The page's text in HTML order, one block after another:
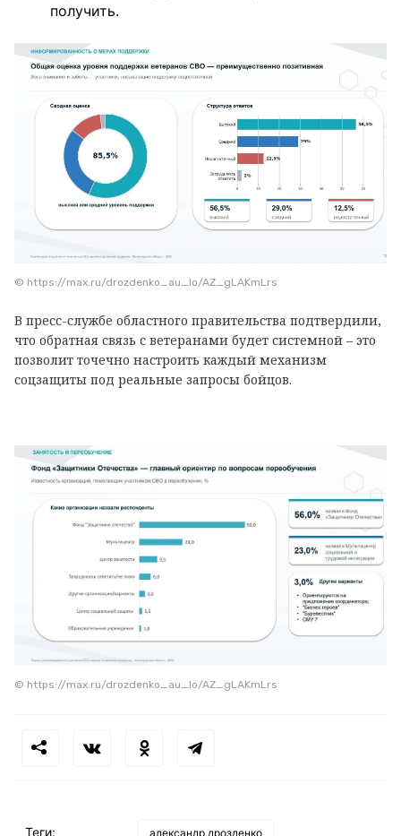
получить.
© https://max.ru/drozdenko_au_lo/AZ_gLAKmLrs
В пресс-службе областного правительства подтвердили,
что обратная связь с ветеранами будет системной – это
позволит точечно настроить каждый механизм
соцзащиты под реальные запросы бойцов.
© https://max.ru/drozdenko_au_lo/AZ_gLAKmLrs
Теги: александр дрозденко